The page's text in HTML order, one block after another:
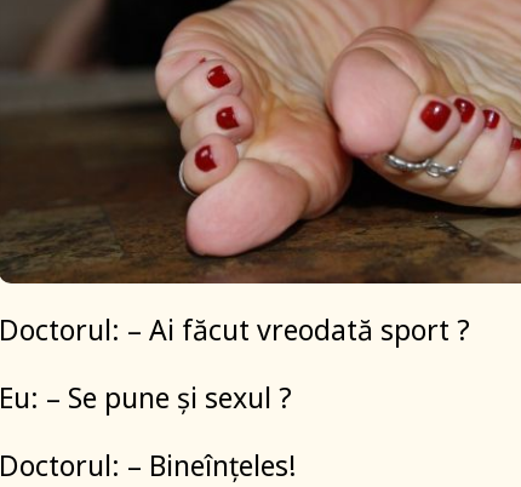
Doctorul: – Ai făcut vreodată sport ?
Eu: – Se pune și sexul ?
Doctorul: – Bineînțeles!